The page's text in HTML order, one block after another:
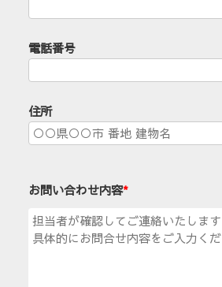
電話番号
住所
お問い合わせ内容*